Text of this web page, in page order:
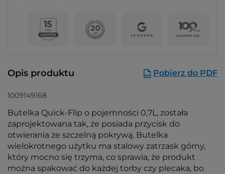
Opis produktu Pobierz do PDF
1009149168
Butelka Quick-Flip o pojemności 0,7L, została
zaprojektowana tak, że posiada przycisk do
otwierania ze szczelną pokrywą. Butelka
wielokrotnego użytku ma stalowy zatrzask górny,
który mocno się trzyma, co sprawia, że produkt
można spakować do każdej torby czy plecaka, bo